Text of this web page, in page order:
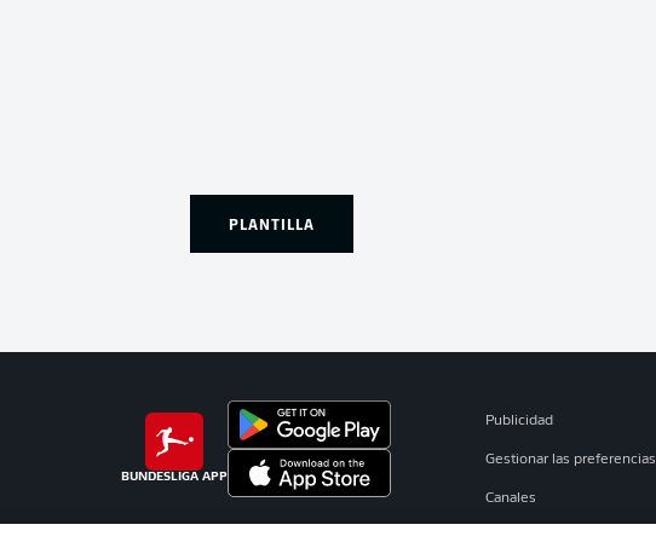
PLANTILLA
BUNDESLIGA APP
Publicidad
Gestionar las preferencias
Canales